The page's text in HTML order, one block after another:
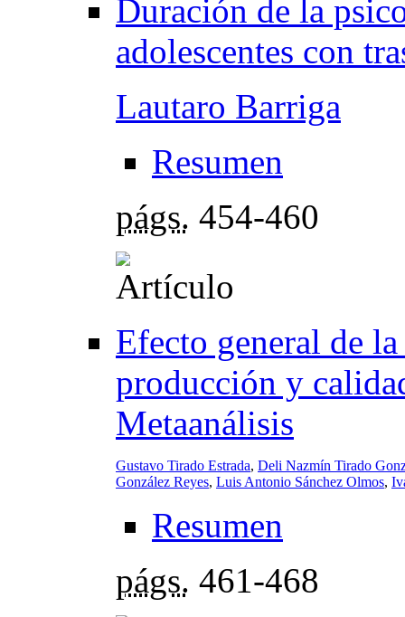
Duración de la
adolescentes con
Lautaro Barriga
Resumen
págs. 454-460
Efecto general de
producción y
Metaanálisis
Gustavo Tirado Estrada, Deli Nazmín Tirado
González Reyes, Luis Antonio Sánchez Olmos,
Resumen
págs. 461-468